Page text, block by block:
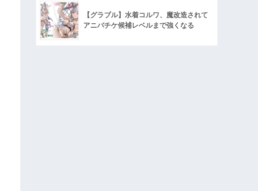
【グラブル】水着コルワ、魔改造されて
アニバチケ候補レベルまで強くなる